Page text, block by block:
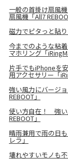
一般の首掛け扇風
扇風機「All7
磁力でピタっと貼
今までのような粘
マホリング「
片手でもiPhoneを
用アクセサリー「
強い風力にバージ
REBOOT」
使い方自在！ 強い
REBOOT」
晴雨兼用で雨の日
レラ」
壊れやすいモノも